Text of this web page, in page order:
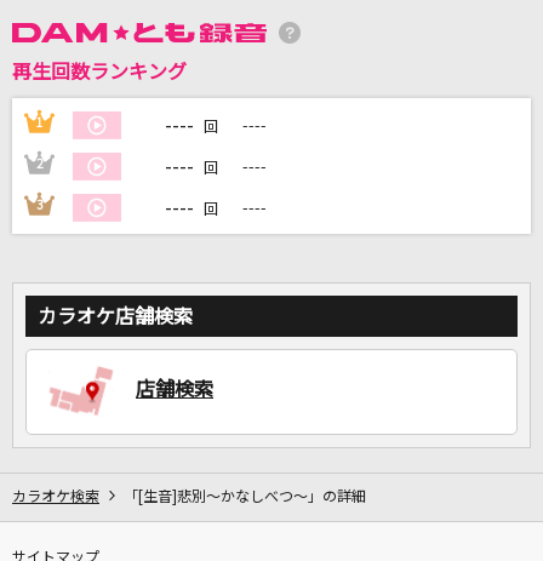
再生回数ランキング
1 ---- 回 ----
2 ---- 回 ----
3 ---- 回 ----
カラオケ店舗検索
店舗検索
カラオケ検索 「[生音]悲別～かなしべつ～」の詳細
サイトマップ